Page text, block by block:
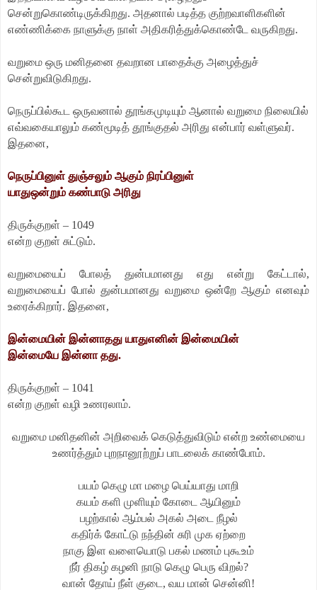
சென்றுகொண்டிருக்கிறது. அதனால் படித்த குற்றவாளிகளின்
எண்ணிக்கை நாளுக்கு நாள் அதிகரித்துக்கொண்டே வருகிறது.
வறுமை ஒரு மனிதனை தவறான பாதைக்கு அழைத்துச்
சென்றுவிடுகிறது.
நெருப்பில்கூட ஒருவனால் தூங்கமுடியும் ஆனால் வறுமை நிலையில்
எவ்வகையாலும் கண்மூடித் தூங்குதல் அரிது என்பார் வள்ளுவர்.
இதனை,
நெருப்பினுள் துஞ்சலும் ஆகும் நிரப்பினுள்
யாதுஒன்றும் கண்பாடு அரிது
திருக்குறள் – 1049
என்ற குறள் சுட்டும்.
வறுமையைப் போலத் துன்பமானது எது என்று கேட்டால்,
வறுமையைப் போல் துன்பமானது வறுமை ஒன்றே ஆகும் எனவும்
உரைக்கிறார். இதனை,
இன்மையின் இன்னாதது யாதுஎனின் இன்மையின்
இன்மையே இன்னா தது.
திருக்குறள் – 1041
என்ற குறள் வழி உணரலாம்.
வறுமை மனிதனின் அறிவைக் கெடுத்துவிடும் என்ற உண்மையை
உணர்த்தும் புறநானூற்றுப் பாடலைக் காண்போம்.
பயம் கெழு மா மழை பெய்யாது மாறி
கயம் களி முளியும் கோடை ஆயினும்
பழற்கால் ஆம்பல் அகல் அடை நீழல்
கதிர்க் கோட்டு நந்தின் சுரி முக ஏற்றை
நாகு இள வளையொடு பகல் மணம் புகூஉம்
நீர் திகழ் கழனி நாடு கெழு பெரு விறல்?
வான் தோய் நீள் குடை, வய மான் சென்னி!